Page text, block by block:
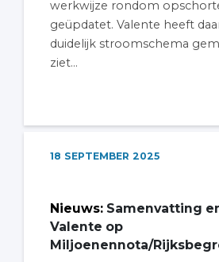
werkwijze rondom
geüpdatet. Valente heeft
duidelijk stroomschema
ziet...
18 SEPTEMBER 2025
Nieuws: Samenvatting
Valente op
Miljoenennota/